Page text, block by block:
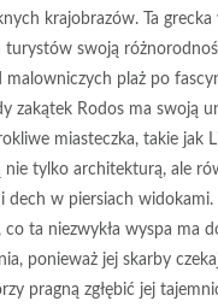
krajobrazów. Ta grecka
turystów swoją
malowniczych plaż po
zakątek Rodos ma swoją
miasteczka, takie jak
nie tylko architekturą, ale
dech w piersiach
co ta niezwykła wyspa ma
ponieważ jej skarby
pragną zgłębić jej